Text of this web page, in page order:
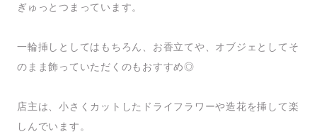
ぎゅっとつまっています。
一輪挿しとしてはもちろん、お香立てや、オブジェとしてそ
のまま飾っていただくのもおすすめ◎
店主は、小さくカットしたドライフラワーや造花を挿して楽
しんでいます。